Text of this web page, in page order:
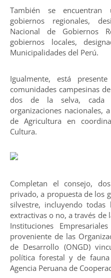
También se
gobiernos regionales,
Nacional de Gobiernos
gobiernos locales,
Municipalidades del Perú.
Igualmente, está
comunidades campesinas
dos de la selva, cada
organizaciones nacionales,
de Agricultura en
Cultura.
Completan el consejo,
privado, a propuesta de los
silvestre, incluyendo todas
extractivas o no, a través de
Instituciones
proveniente de las
de Desarrollo (ONGD)
política forestal y de
Agencia Peruana de